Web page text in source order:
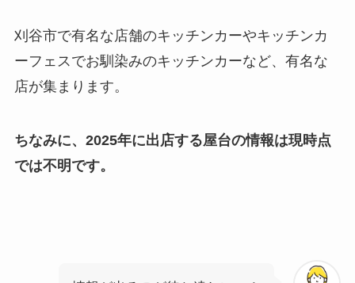
刈谷市で有名な店舗のキッチンカーやキッチンカ
ーフェスでお馴染みのキッチンカーなど、有名な
店が集まります。
ちなみに、2025年に出店する屋台の情報は現時点
では不明です。